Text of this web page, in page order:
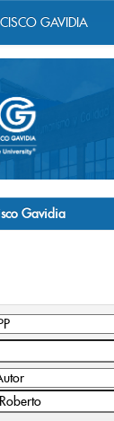
GAVIDIA
Gavidia